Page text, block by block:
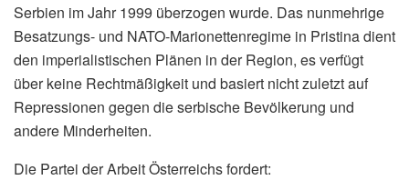
Serbien im Jahr 1999 überzogen wurde. Das nunmehrige
Besatzungs- und NATO-Marionettenregime in Pristina dient
den imperialistischen Plänen in der Region, es verfügt
über keine Rechtmäßigkeit und basiert nicht zuletzt auf
Repressionen gegen die serbische Bevölkerung und
andere Minderheiten.
Die Partei der Arbeit Österreichs fordert: